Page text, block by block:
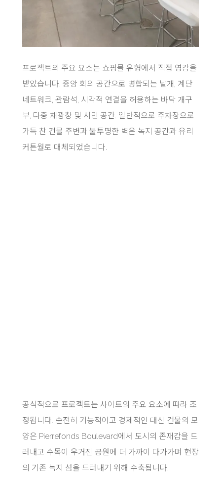
프로젝트의 주요 요소는 쇼핑몰 유형에서 직접 영감을
받았습니다. 중앙 회의 공간으로 병합되는 날개, 계단
네트워크, 관람석, 시각적 연결을 허용하는 바닥 개구
부, 다중 채광창 및 시민 공간. 일반적으로 주차장으로
가득 찬 건물 주변과 불투명한 벽은 녹지 공간과 유리
커튼월로 대체되었습니다.
공식적으로 프로젝트는 사이트의 주요 요소에 따라 조
정됩니다. 순전히 기능적이고 경제적인 대신 건물의 모
양은 Pierrefonds Boulevard에서 도시의 존재감을 드
러내고 수목이 우거진 공원에 더 가까이 다가가며 현장
의 기존 녹지 섬을 드러내기 위해 수축됩니다.